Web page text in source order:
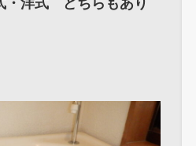
・洋式 どちらもあり